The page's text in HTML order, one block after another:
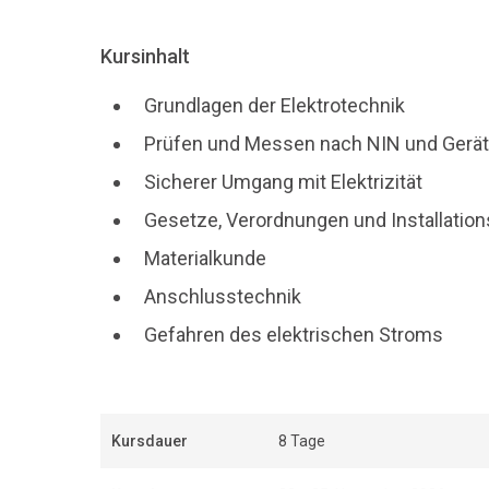
Kursinhalt
Grundlagen der Elektrotechnik
Prüfen und Messen nach NIN und
Sicherer Umgang mit Elektrizität
Gesetze, Verordnungen und
Materialkunde
Anschlusstechnik
Gefahren des elektrischen Stroms
Kursdauer 8 Tage